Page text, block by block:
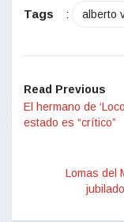
Tags : alberto
Read Previous
El hermano de
estado es “crítico”
Lomas del